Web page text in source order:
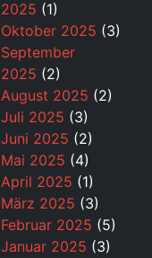
2025 (1)
Oktober 2025 (3)
September
2025 (2)
August 2025 (2)
Juli 2025 (3)
Juni 2025 (2)
Mai 2025 (4)
April 2025 (1)
März 2025 (3)
Februar 2025 (5)
Januar 2025 (3)